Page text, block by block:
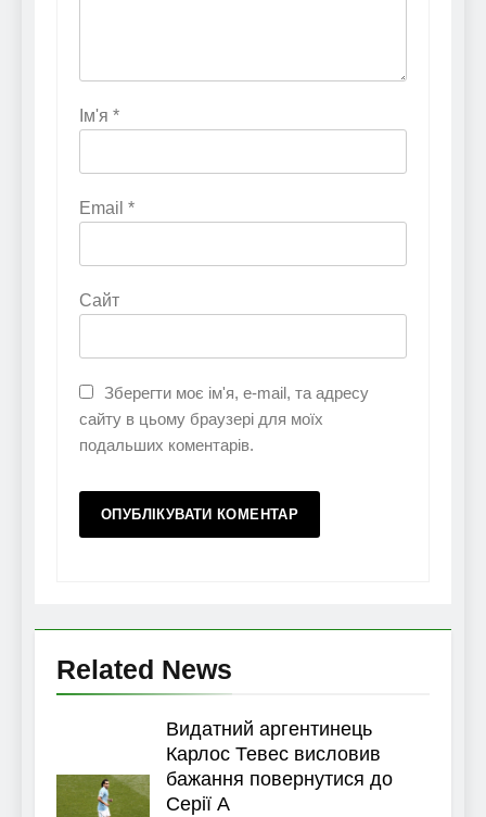
Ім'я *
Email *
Сайт
Зберегти моє ім'я, e-mail, та адресу
сайту в цьому браузері для моїх
подальших коментарів.
Related News
Видатний аргентинець
Карлос Тевес висловив
бажання повернутися до
Серії А